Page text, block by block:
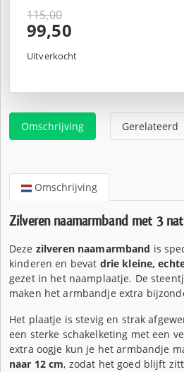
115,00
Oorspronkelijke
prijs
was:
99,50
Huidige
prijs
€99,50.
Uitverkocht
Omschrijving Gerelateerd
Omschrijving
Zilveren naamarmband met 3
Deze zilveren naamarmband is
kinderen en bevat drie kleine,
gezet in het naamplaatje. De
maken het armbandje extra
Het plaatje is stevig en strak
een sterke schakelketing met een
extra oogje kun je het armbandje
naar 12 cm, zodat het goed blijft